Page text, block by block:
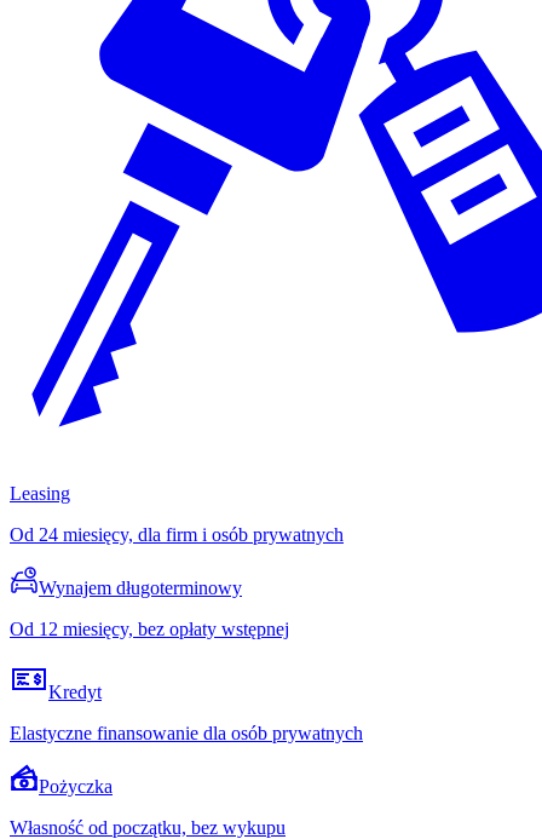
Leasing
Od 24 miesięcy, dla firm i osób prywatnych
Wynajem długoterminowy
Od 12 miesięcy, bez opłaty wstępnej
Kredyt
Elastyczne finansowanie dla osób prywatnych
Pożyczka
Własność od początku, bez wykupu